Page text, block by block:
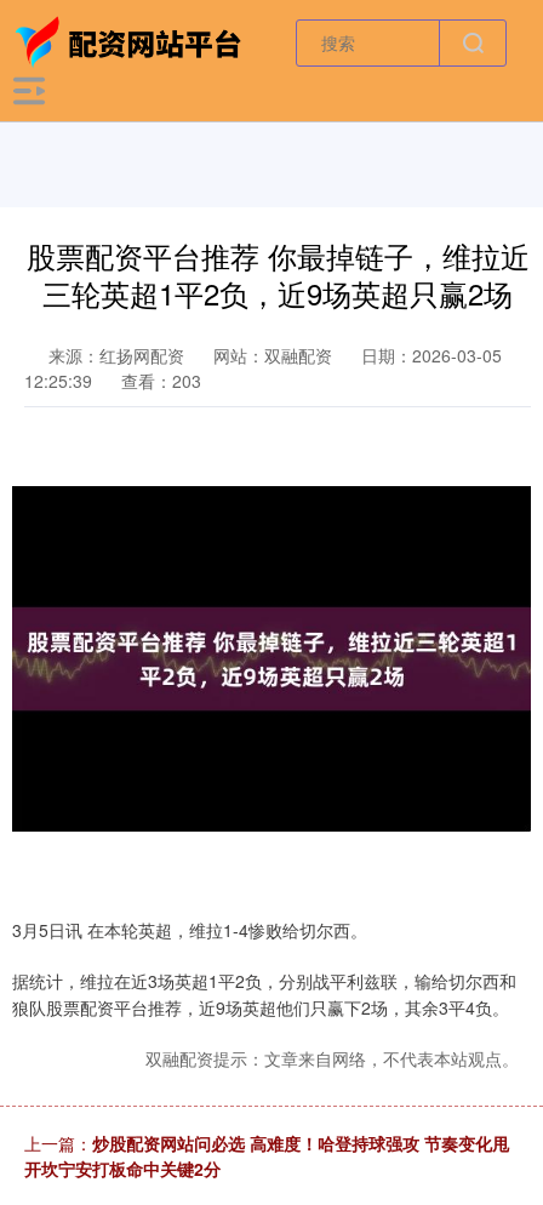
股票配资平台推荐 你最掉链子，维拉近
三轮英超1平2负，近9场英超只赢2场
来源：红扬网配资 网站：双融配资
日期：2026-03-05
12:25:39
查看：203
3月5日讯 在本轮英超，维拉1-4惨败给切尔西。
据统计，维拉在近3场英超1平2负，分别战平利兹联，输给切尔西和
狼队股票配资平台推荐，近9场英超他们只赢下2场，其余3平4负。
双融配资提示：文章来自网络，不代表本站观点。
上一篇： 炒股配资网站问必选 高难度！哈登持球强攻 节奏变化甩
开坎宁安打板命中关键2分